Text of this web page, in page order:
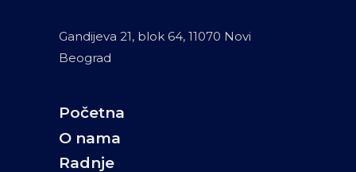
Gandijeva 21, blok 64, 11070 Novi
Beograd
Početna
O nama
Radnje